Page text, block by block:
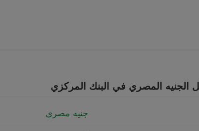
الجنيه المصري في البنك المركزي
جنيه مصري